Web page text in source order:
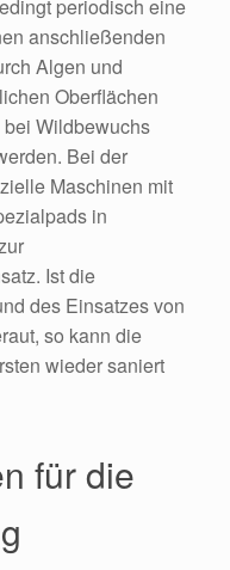
periodisch eine
anschließenden
Algen und
Oberflächen
Wildbewuchs
Bei der
Maschinen mit
in
Ist die
des Einsatzes von
so kann die
wieder saniert
für die